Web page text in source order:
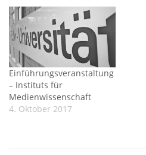
Einführungsveranstaltung
– Instituts für
Medienwissenschaft
4. Oktober 2017